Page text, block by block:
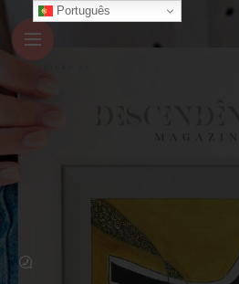
Português